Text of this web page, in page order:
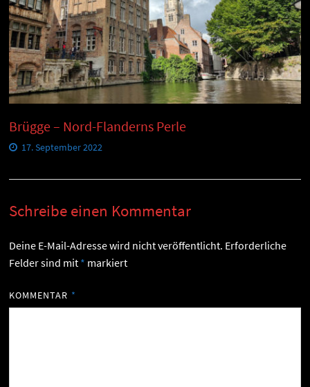
Brügge – Nord-Flanderns Perle
17. September 2022
Schreibe einen Kommentar
Deine E-Mail-Adresse wird nicht veröffentlicht. Erforderliche
Felder sind mit * markiert
KOMMENTAR *